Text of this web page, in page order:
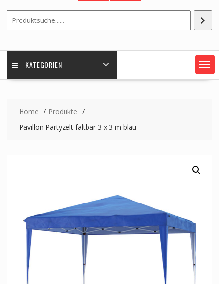
KATEGORIEN
Home
Produkte
Pavillon Partyzelt faltbar 3 x 3 m blau